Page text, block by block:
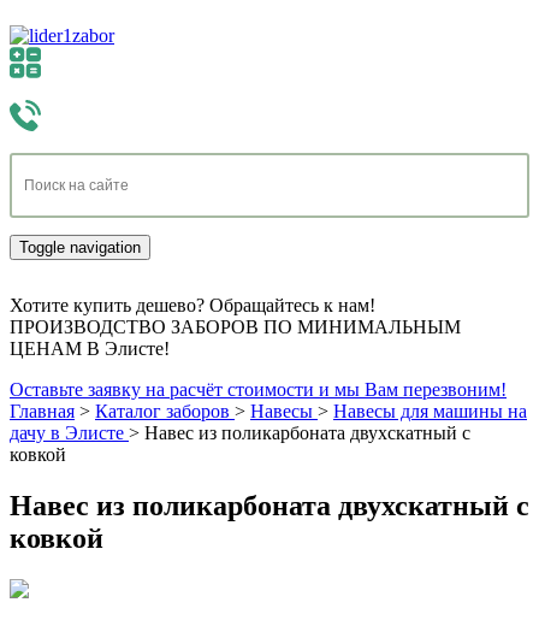
Toggle navigation
Хотите купить дешево? Обращайтесь к нам!
ПРОИЗВОДСТВО ЗАБОРОВ ПО МИНИМАЛЬНЫМ
ЦЕНАМ В Элисте!
Оставьте заявку на расчёт стоимости и мы Вам перезвоним!
Главная > Каталог заборов > Навесы > Навесы для машины на
дачу в Элисте > Навес из поликарбоната двухскатный с
ковкой
Навес из поликарбоната двухскатный с
ковкой